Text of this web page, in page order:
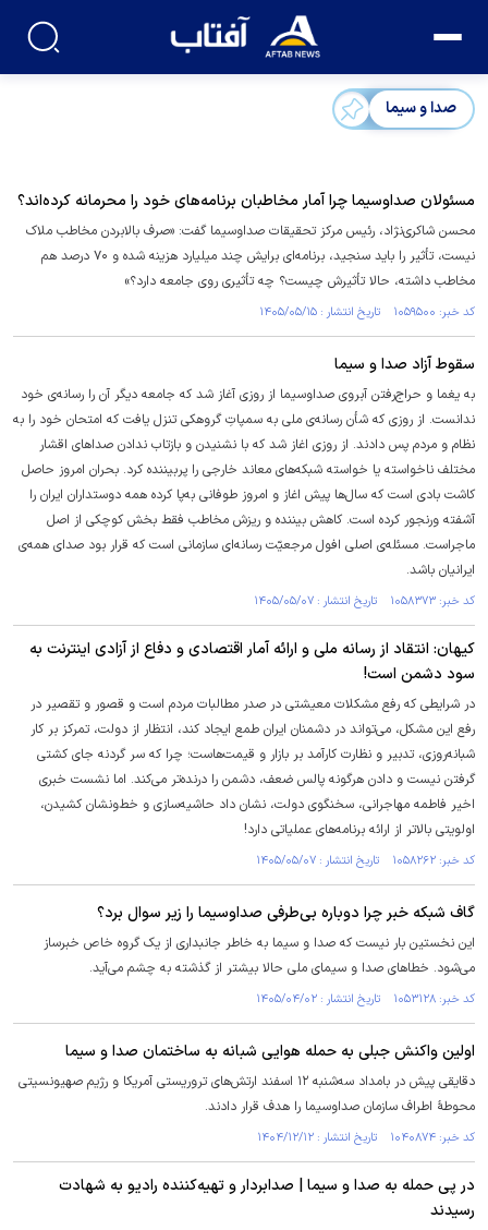
صدا و سیما
مسئولان صداوسیما چرا آمار مخاطبان برنامه‌های خود را محرمانه کرده‌اند؟
محسن شاکری‌نژاد، رئیس مرکز تحقیقات صداوسیما گفت: «صرف بالابردن مخاطب ملاک
نیست، تأثیر را باید سنجید، برنامه‌ای برایش چند میلیارد هزینه شده و ۷۰ درصد هم
مخاطب داشته، حالا تأثیرش چیست؟ چه تأثیری روی جامعه دارد؟»
کد خبر: ۱۰۵۹۵۰۰ تاریخ انتشار : ۱۴۰۵/۰۵/۱۵
سقوط آزاد صدا و سیما
به یغما و حراج‌رفتن آبروی صداوسیما از روزی آغاز شد که جامعه دیگر آن را رسانه‌ی خود
ندانست. از روزی که شأن رسانه‌ی ملی به سمپاتِ گروهکی تنزل یافت که امتحان خود را به
نظام و مردم پس دادند. از روزی اغاز شد که با نشنیدن و بازتاب ندادن صدا‌های اقشار
مختلف ناخواسته یا خواسته شبکه‌های معاند خارجی را پربیننده کرد. بحران امروز حاصل
کاشت بادی است که سال‌ها پیش اغاز و امروز طوفانی به‌پا کرده همه دوستداران ایران را
آشفته ورنجور کرده است. کاهش بیننده و ریزش مخاطب فقط بخش کوچکی از اصل
ماجراست. مسئله‌ی اصلی افول مرجعیّت رسانه‌ای سازمانی است که قرار بود صدای همه‌ی
ایرانیان باشد.
کد خبر: ۱۰۵۸۳۷۳ تاریخ انتشار : ۱۴۰۵/۰۵/۰۷
کیهان: انتقاد از رسانه ملی و ارائه آمار اقتصادی و دفاع از آزادی اینترنت به
سود دشمن است!
در شرایطی که رفع مشکلات معیشتی در صدر مطالبات مردم است و قصور و تقصیر در
رفع این مشکل، می‌تواند در دشمنان ایران طمع ایجاد کند، انتظار از دولت، تمرکز بر کار
شبانه‌روزی، تدبیر و نظارت کارآمد بر بازار و قیمت‌هاست؛ چرا که سر گردنه جای کشتی
گرفتن نیست و دادن هرگونه پالس ضعف، دشمن را درنده‌تر می‌کند. اما نشست خبری
اخیر فاطمه مهاجرانی، سخنگوی دولت، نشان داد حاشیه‌سازی و خط‌ونشان کشیدن،
اولویتی بالاتر از ارائه برنامه‌های عملیاتی دارد!
کد خبر: ۱۰۵۸۲۶۲ تاریخ انتشار : ۱۴۰۵/۰۵/۰۷
گاف شبکه خبر چرا دوباره بی‌طرفی صداوسیما را زیر سوال برد؟
این نخستین بار نیست که صدا و سیما به خاطر جانبداری از یک گروه خاص خبرساز
می‌شود. خطا‌های صدا و سیمای ملی حالا بیشتر از گذشته به چشم می‌آید.
کد خبر: ۱۰۵۳۱۲۸ تاریخ انتشار : ۱۴۰۵/۰۴/۰۲
اولین واکنش جبلی به حمله هوایی شبانه به ساختمان صدا و سیما
دقایقی پیش در بامداد سه‌شنبه ۱۲ اسفند ارتش‌های تروریستی آمریکا و رژیم صهیونسیتی
محوطهٔ اطراف سازمان صداوسیما را هدف قرار دادند.
کد خبر: ۱۰۴۰۸۷۴ تاریخ انتشار : ۱۴۰۴/۱۲/۱۲
در پی حمله به صدا و سیما | صدابردار و تهیه‌کننده رادیو به شهادت
رسیدند